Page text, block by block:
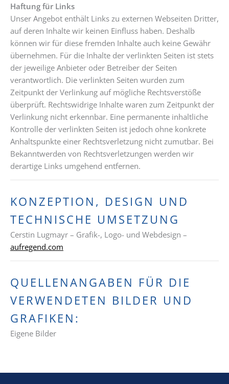
Haftung für Links
Unser Angebot enthält Links zu externen Webseiten Dritter,
auf deren Inhalte wir keinen Einfluss haben. Deshalb
können wir für diese fremden Inhalte auch keine Gewähr
übernehmen. Für die Inhalte der verlinkten Seiten ist stets
der jeweilige Anbieter oder Betreiber der Seiten
verantwortlich. Die verlinkten Seiten wurden zum
Zeitpunkt der Verlinkung auf mögliche Rechtsverstöße
überprüft. Rechtswidrige Inhalte waren zum Zeitpunkt der
Verlinkung nicht erkennbar. Eine permanente inhaltliche
Kontrolle der verlinkten Seiten ist jedoch ohne konkrete
Anhaltspunkte einer Rechtsverletzung nicht zumutbar. Bei
Bekanntwerden von Rechtsverletzungen werden wir
derartige Links umgehend entfernen.
KONZEPTION, DESIGN UND
TECHNISCHE UMSETZUNG
Cerstin Lugmayr – Grafik-, Logo- und Webdesign –
aufregend.com
QUELLENANGABEN FÜR DIE
VERWENDETEN BILDER UND
GRAFIKEN:
Eigene Bilder